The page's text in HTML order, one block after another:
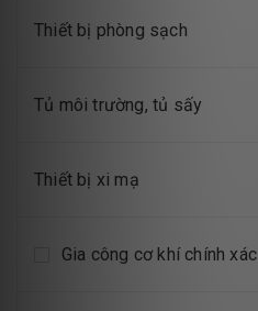
Thiết bị phòng sạch
Tủ môi trường, tủ sấy
Thiết bị xi mạ
Gia công cơ khí chính xác